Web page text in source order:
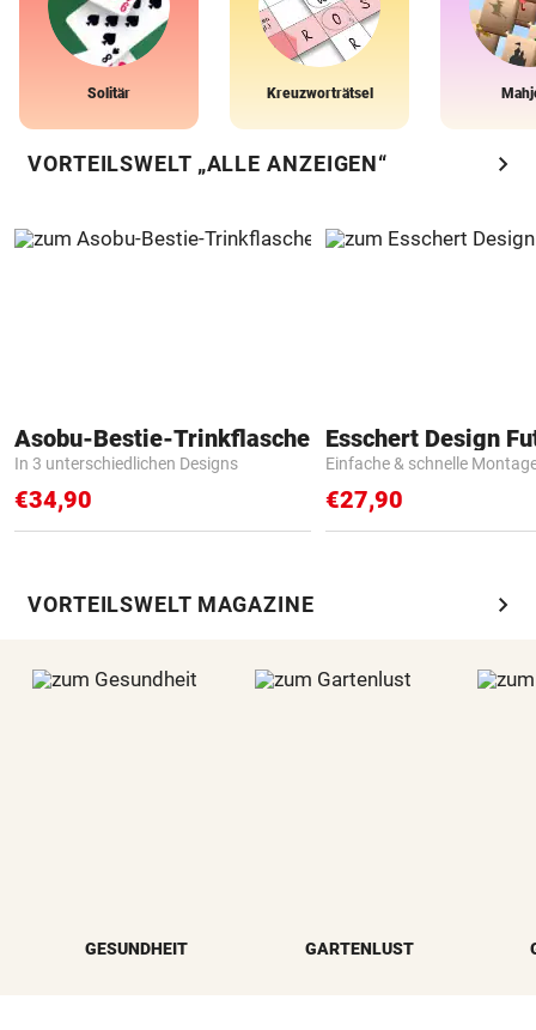
Solitär Kreuzworträtsel
VORTEILSWELT „ALLE ANZEIGEN“ chevron_right
Asobu-Bestie-Trinkflasche
In 3 unterschiedlichen Designs
€34,90
Einfache & schnelle
€27,90
VORTEILSWELT MAGAZINE chevron_right
GESUNDHEIT GARTENLUST